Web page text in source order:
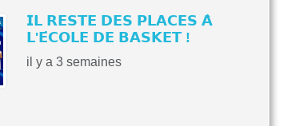
𝗜𝗟 𝗥𝗘𝗦𝗧𝗘 𝗗𝗘𝗦 𝗣𝗟𝗔𝗖𝗘𝗦 𝗔̀
𝗟'𝗘́𝗖𝗢𝗟𝗘 𝗗𝗘 𝗕𝗔𝗦𝗞𝗘𝗧 !
il y a 3 semaines